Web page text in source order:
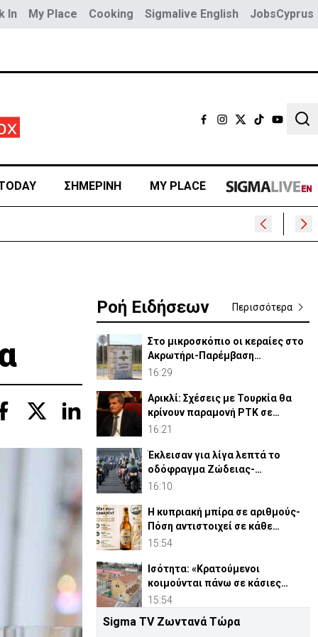
In My Place Cooking Sigmalive English JobsCyprus
ΣΗΜΕΡΙΝΗ MY PLACE
Ροή Ειδήσεων Περισσότερα
Στο μικροσκόπιο οι κεραίες στο
Ακρωτήρι-Παρέμβαση
περιβαλλοντικών οργανώσεων
16:29
Αρικλί: Σχέσεις με Τουρκία θα
κρίνουν παραμονή ΡΤΚ σε
ενδεχόμενη «κυβέρνηση»
16:21
Έκλεισαν για λίγα λεπτά το
οδόφραγμα Ζώδειας-
Αστρομερίτη οι μοτοσικλετιστές
16:10
Η κυπριακή μπίρα σε αριθμούς-
Πόση αντιστοιχεί σε κάθε
κάτοικο
15:54
Ισότητα: «Κρατούμενοι
κοιμούνται πάνω σε κάσιες
πατατών - Η κατάσταση ξέφυγε»
15:54
ΔΗΣΥ: Αυτή αναλαμβάνει Ειδική
Sigma TV Ζωντανά Τώρα